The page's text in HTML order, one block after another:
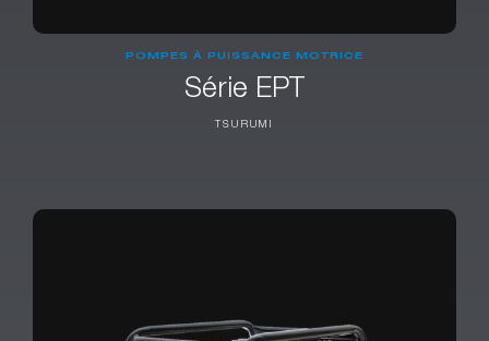
POMPES À PUISSANCE MOTRICE
Série EPT
TSURUMI